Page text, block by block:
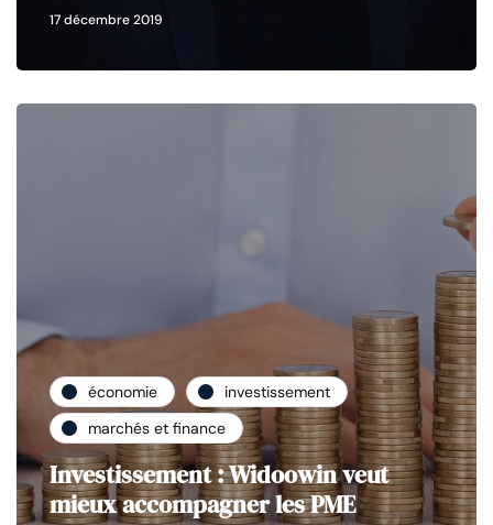
17 décembre 2019
économie
investissement
marchés et finance
Investissement : Widoowin veut
mieux accompagner les PME